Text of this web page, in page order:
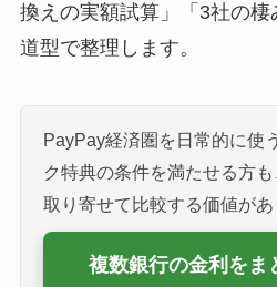
換えの実額試算」「3社の
道型で整理します。
PayPay経済圏を日常的に使
ク特典の条件を満たせる方
取り寄せて比較する価値があ
複数銀行の金利をま